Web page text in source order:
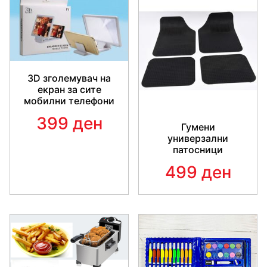
накерамичката плоча
Направиприродни кадрици и блескај секој ден!
Распореди ја косата и направи убави локни со помош
на виткање со не само едно, туку дури три стапчиња за
виткање коса.
КЕРАМИЧКА ПЛОЧА
3D зголемувач на
екран за сите
мобилни телефони
399 ден
Гумени
универзални
патосници
499 ден